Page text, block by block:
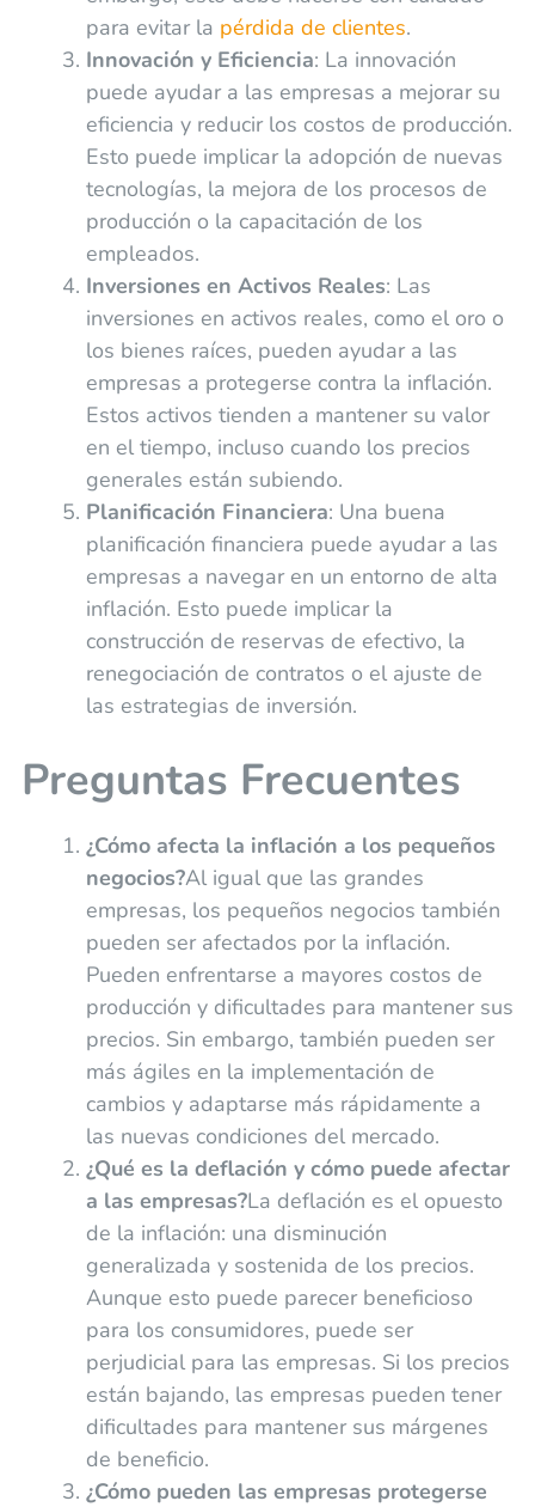
para evitar la pérdida de clientes.
Innovación y Eficiencia: La innovación
puede ayudar a las empresas a mejorar su
eficiencia y reducir los costos de producción.
Esto puede implicar la adopción de nuevas
tecnologías, la mejora de los procesos de
producción o la capacitación de los
empleados.
Inversiones en Activos Reales: Las
inversiones en activos reales, como el oro o
los bienes raíces, pueden ayudar a las
empresas a protegerse contra la inflación.
Estos activos tienden a mantener su valor
en el tiempo, incluso cuando los precios
generales están subiendo.
Planificación Financiera: Una buena
planificación financiera puede ayudar a las
empresas a navegar en un entorno de alta
inflación. Esto puede implicar la
construcción de reservas de efectivo, la
renegociación de contratos o el ajuste de
las estrategias de inversión.
Preguntas Frecuentes
¿Cómo afecta la inflación a los pequeños
negocios?Al igual que las grandes
empresas, los pequeños negocios también
pueden ser afectados por la inflación.
Pueden enfrentarse a mayores costos de
producción y dificultades para mantener sus
precios. Sin embargo, también pueden ser
más ágiles en la implementación de
cambios y adaptarse más rápidamente a
las nuevas condiciones del mercado.
¿Qué es la deflación y cómo puede afectar
a las empresas?La deflación es el opuesto
de la inflación: una disminución
generalizada y sostenida de los precios.
Aunque esto puede parecer beneficioso
para los consumidores, puede ser
perjudicial para las empresas. Si los precios
están bajando, las empresas pueden tener
dificultades para mantener sus márgenes
de beneficio.
¿Cómo pueden las empresas protegerse